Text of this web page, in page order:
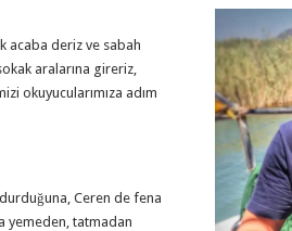
acaba deriz ve sabah
aralarına gireriz,
okuyucularımıza adım
durduğuna, Ceren de fena
yemeden, tatmadan